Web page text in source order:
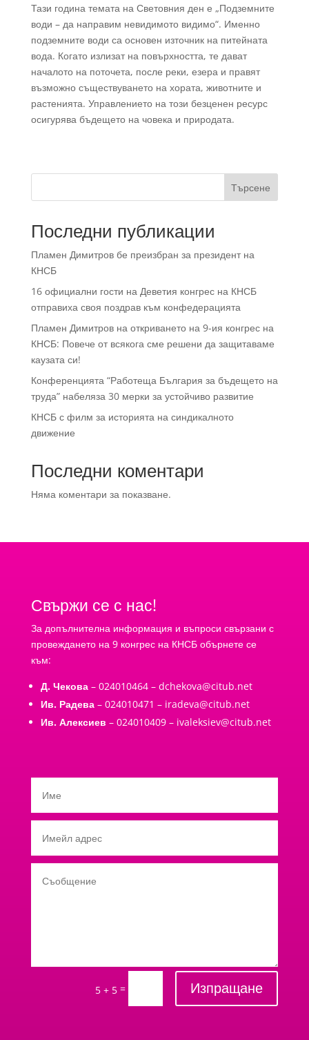
Тази година темата на Световния ден е „Подземните
води – да направим невидимото видимо“. Именно
подземните води са основен източник на питейната
вода. Когато излизат на повърхността, те дават
началото на поточета, после реки, езера и правят
възможно съществуването на хората, животните и
растенията. Управлението на този безценен ресурс
осигурява бъдещето на човека и природата.
Търсене
Последни публикации
Пламен Димитров бе преизбран за президент на
КНСБ
16 официални гости на Деветия конгрес на КНСБ
отправиха своя поздрав към конфедерацията
Пламен Димитров на откриването на 9-ия конгрес на
КНСБ: Повече от всякога сме решени да защитаваме
каузата си!
Конференцията “Работеща България за бъдещето на
труда” набеляза 30 мерки за устойчиво развитие
КНСБ с филм за историята на синдикалното
движение
Последни коментари
Няма коментари за показване.
Свържи се с нас!
За допълнителна информация и въпроси свързани с
провеждането на 9 конгрес на КНСБ обърнете се
към:
Д. Чекова– 024010464 – dchekova@citub.net
Ив. Радева– 024010471 – iradeva@citub.net
Ив. Алексиев – 024010409 – ivaleksiev@citub.net
5 + 5 = Изпращане